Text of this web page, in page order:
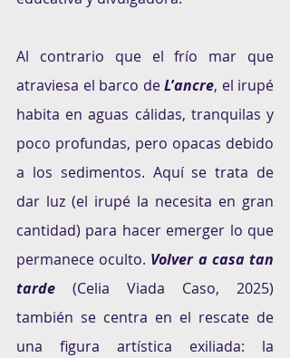
Al contrario que el frío mar que
atraviesa el barco de L’ancre, el irupé
habita en aguas cálidas, tranquilas y
poco profundas, pero opacas debido
a los sedimentos. Aquí se trata de
dar luz (el irupé la necesita en gran
cantidad) para hacer emerger lo que
permanece oculto. Volver a casa tan
tarde (Celia Viada Caso, 2025)
también se centra en el rescate de
una figura artística exiliada: la